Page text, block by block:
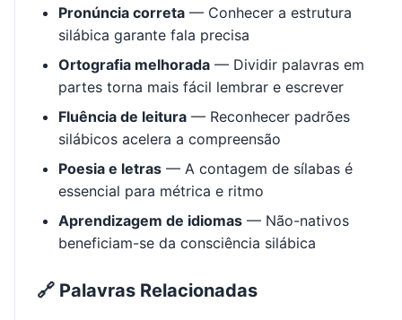
Pronúncia correta — Conhecer a estrutura
silábica garante fala precisa
Ortografia melhorada — Dividir palavras em
partes torna mais fácil lembrar e escrever
Fluência de leitura — Reconhecer padrões
silábicos acelera a compreensão
Poesia e letras — A contagem de sílabas é
essencial para métrica e ritmo
Aprendizagem de idiomas — Não-nativos
beneficiam-se da consciência silábica
🔗 Palavras Relacionadas